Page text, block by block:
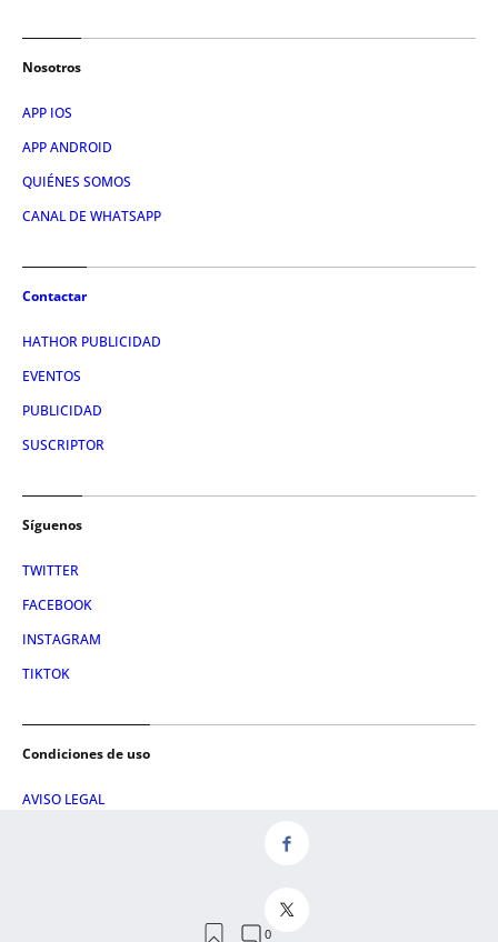
Nosotros
APP IOS
APP ANDROID
QUIÉNES SOMOS
CANAL DE WHATSAPP
Contactar
HATHOR PUBLICIDAD
EVENTOS
PUBLICIDAD
SUSCRIPTOR
Síguenos
TWITTER
FACEBOOK
INSTAGRAM
TIKTOK
Condiciones de uso
AVISO LEGAL